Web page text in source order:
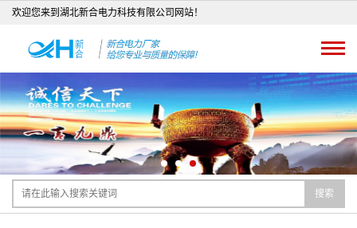
欢迎您来到湖北新合电力科技有限公司网站！
搜索